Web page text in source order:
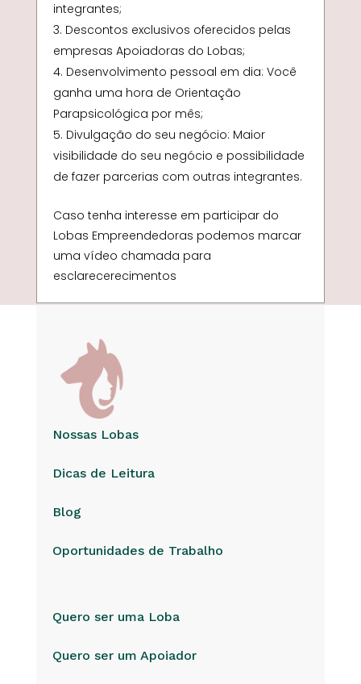
integrantes;
Descontos exclusivos oferecidos pelas
empresas Apoiadoras do Lobas;
Desenvolvimento pessoal em dia: Você
ganha uma hora de Orientação
Parapsicológica por mês;
Divulgação do seu negócio: Maior
visibilidade do seu negócio e possibilidade
de fazer parcerias com outras integrantes.
Caso tenha interesse em participar do
Lobas Empreendedoras podemos marcar
uma vídeo chamada para
esclarecerecimentos
Nossas Lobas
Dicas de Leitura
Blog
Oportunidades de Trabalho
Quero ser uma Loba
Quero ser um Apoiador